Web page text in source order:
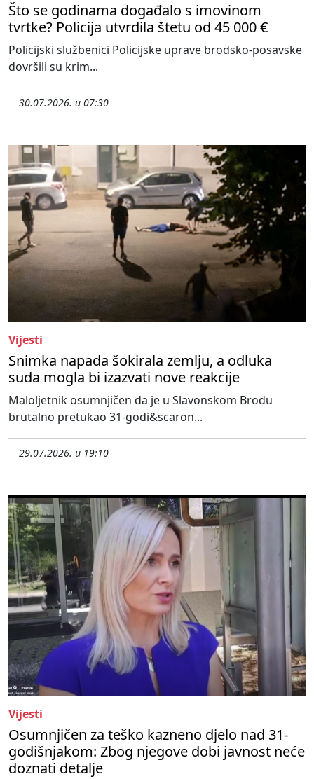
Što se godinama događalo s imovinom
tvrtke? Policija utvrdila štetu od 45 000 €
Policijski službenici Policijske uprave brodsko-posavske
dovršili su krim...
30.07.2026. u 07:30
Vijesti
Snimka napada šokirala zemlju, a odluka
suda mogla bi izazvati nove reakcije
Maloljetnik osumnjičen da je u Slavonskom Brodu
brutalno pretukao 31-godi&scaron...
29.07.2026. u 19:10
Vijesti
Osumnjičen za teško kazneno djelo nad 31-
godišnjakom: Zbog njegove dobi javnost neće
doznati detalje